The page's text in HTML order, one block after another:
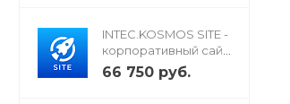
INTEC.KOSMOS SITE -
корпоративный сайт
с искусственным
интеллектом
66 750 руб.